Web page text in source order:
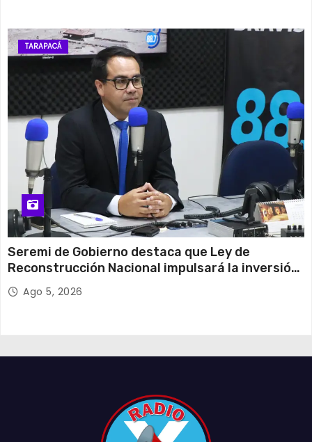
TARAPACÁ
Seremi de Gobierno destaca que Ley de
Reconstrucción Nacional impulsará la inversión
y el empleo en Tarapacá
Ago 5, 2026